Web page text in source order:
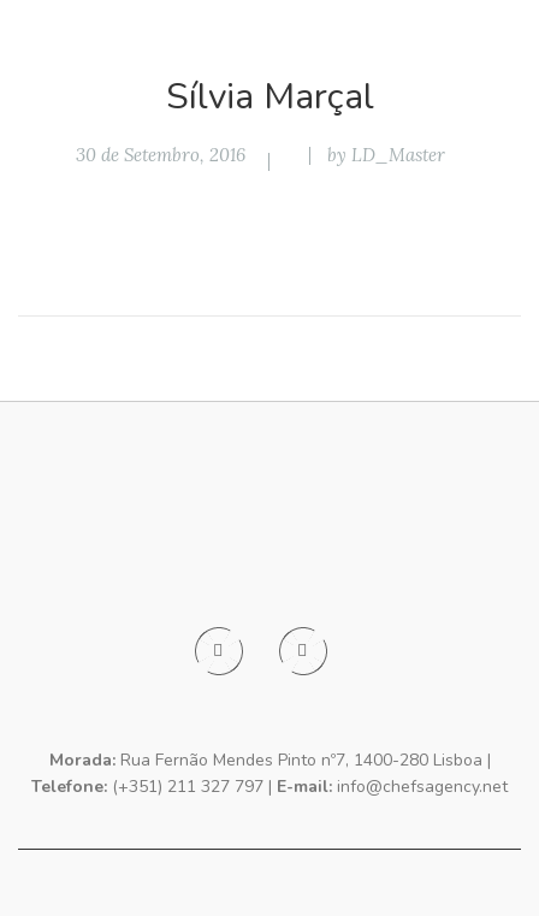
Sílvia Marçal
30 de Setembro, 2016 by LD_Master
Morada:Rua Fernão Mendes Pinto nº7, 1400-280 Lisboa |
Telefone: (+351) 211 327 797 | E-mail: info@chefsagency.net